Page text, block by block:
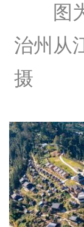
图
治州从
摄